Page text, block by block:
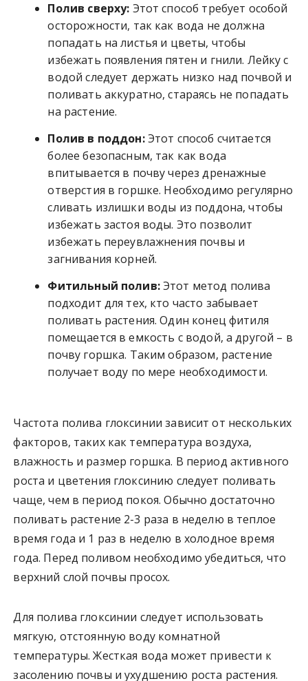
Полив сверху: Этот способ требует особой
осторожности, так как вода не должна
попадать на листья и цветы, чтобы
избежать появления пятен и гнили. Лейку с
водой следует держать низко над почвой и
поливать аккуратно, стараясь не попадать
на растение.
Полив в поддон:Этот способ считается
более безопасным, так как вода
впитывается в почву через дренажные
отверстия в горшке. Необходимо регулярно
сливать излишки воды из поддона, чтобы
избежать застоя воды. Это позволит
избежать переувлажнения почвы и
загнивания корней.
Фитильный полив:Этот метод полива
подходит для тех, кто часто забывает
поливать растения. Один конец фитиля
помещается в емкость с водой, а другой – в
почву горшка. Таким образом, растение
получает воду по мере необходимости.
Частота полива глоксинии зависит от нескольких
факторов, таких как температура воздуха,
влажность и размер горшка. В период активного
роста и цветения глоксинию следует поливать
чаще, чем в период покоя. Обычно достаточно
поливать растение 2-3 раза в неделю в теплое
время года и 1 раз в неделю в холодное время
года. Перед поливом необходимо убедиться, что
верхний слой почвы просох.
Для полива глоксинии следует использовать
мягкую, отстоянную воду комнатной
температуры. Жесткая вода может привести к
засолению почвы и ухудшению роста растения.